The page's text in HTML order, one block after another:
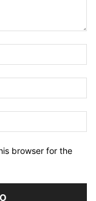
browser for the